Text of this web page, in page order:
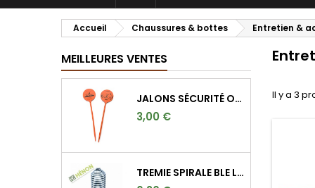
Accueil Chaussures & bottes Entretien &
MEILLEURES VENTES
JALONS SÉCURITÉ ORANGE FLUO POUR MARQUER L'ANGLE DE 30°
3,00 €
TREMIE SPIRALE BLE LONGUE 9CM
Il y a 3